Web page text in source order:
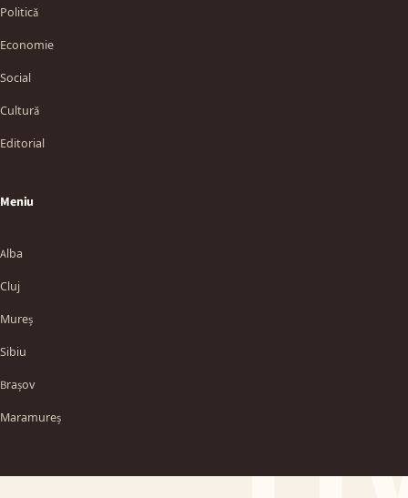
Politică
Economie
Social
Cultură
Editorial
Meniu
Alba
Cluj
Mureș
Sibiu
Brașov
Maramureș